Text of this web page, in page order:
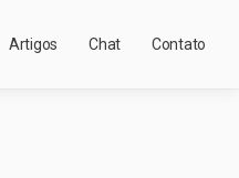
Artigos Chat Contato